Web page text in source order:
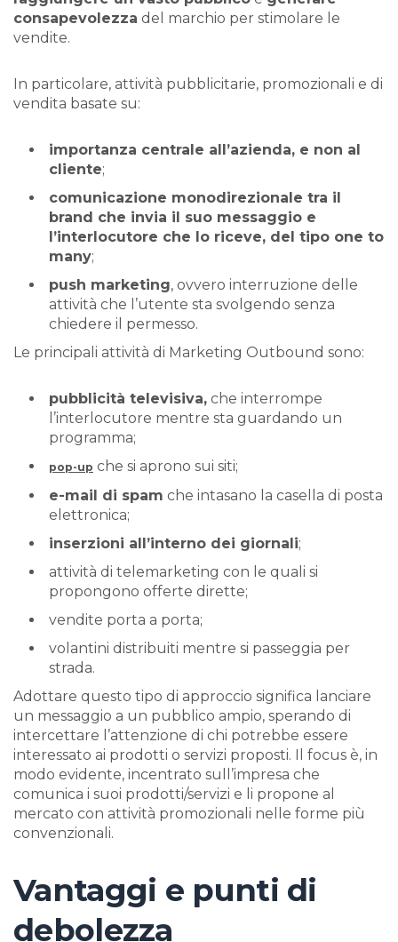
consapevolezza del marchio per stimolare le
vendite.
In particolare, attività pubblicitarie, promozionali e di
vendita basate su:
importanza centrale all’azienda, e non al
cliente;
comunicazione monodirezionale tra il
brand che invia il suo messaggio e
l’interlocutore che lo riceve, del tipo one to
many;
push marketing, ovvero interruzione delle
attività che l’utente sta svolgendo senza
chiedere il permesso.
Le principali attività di Marketing Outbound sono:
pubblicità televisiva, che interrompe
l’interlocutore mentre sta guardando un
programma;
pop-up che si aprono sui siti;
e-mail di spam che intasano la casella di posta
elettronica;
inserzioni all’interno dei giornali;
attività di telemarketing con le quali si
propongono offerte dirette;
vendite porta a porta;
volantini distribuiti mentre si passeggia per
strada.
Adottare questo tipo di approccio significa lanciare
un messaggio a un pubblico ampio, sperando di
intercettare l’attenzione di chi potrebbe essere
interessato ai prodotti o servizi proposti. Il focus è, in
modo evidente, incentrato sull’impresa che
comunica i suoi prodotti/servizi e li propone al
mercato con attività promozionali nelle forme più
convenzionali.
Vantaggi e punti di
debolezza